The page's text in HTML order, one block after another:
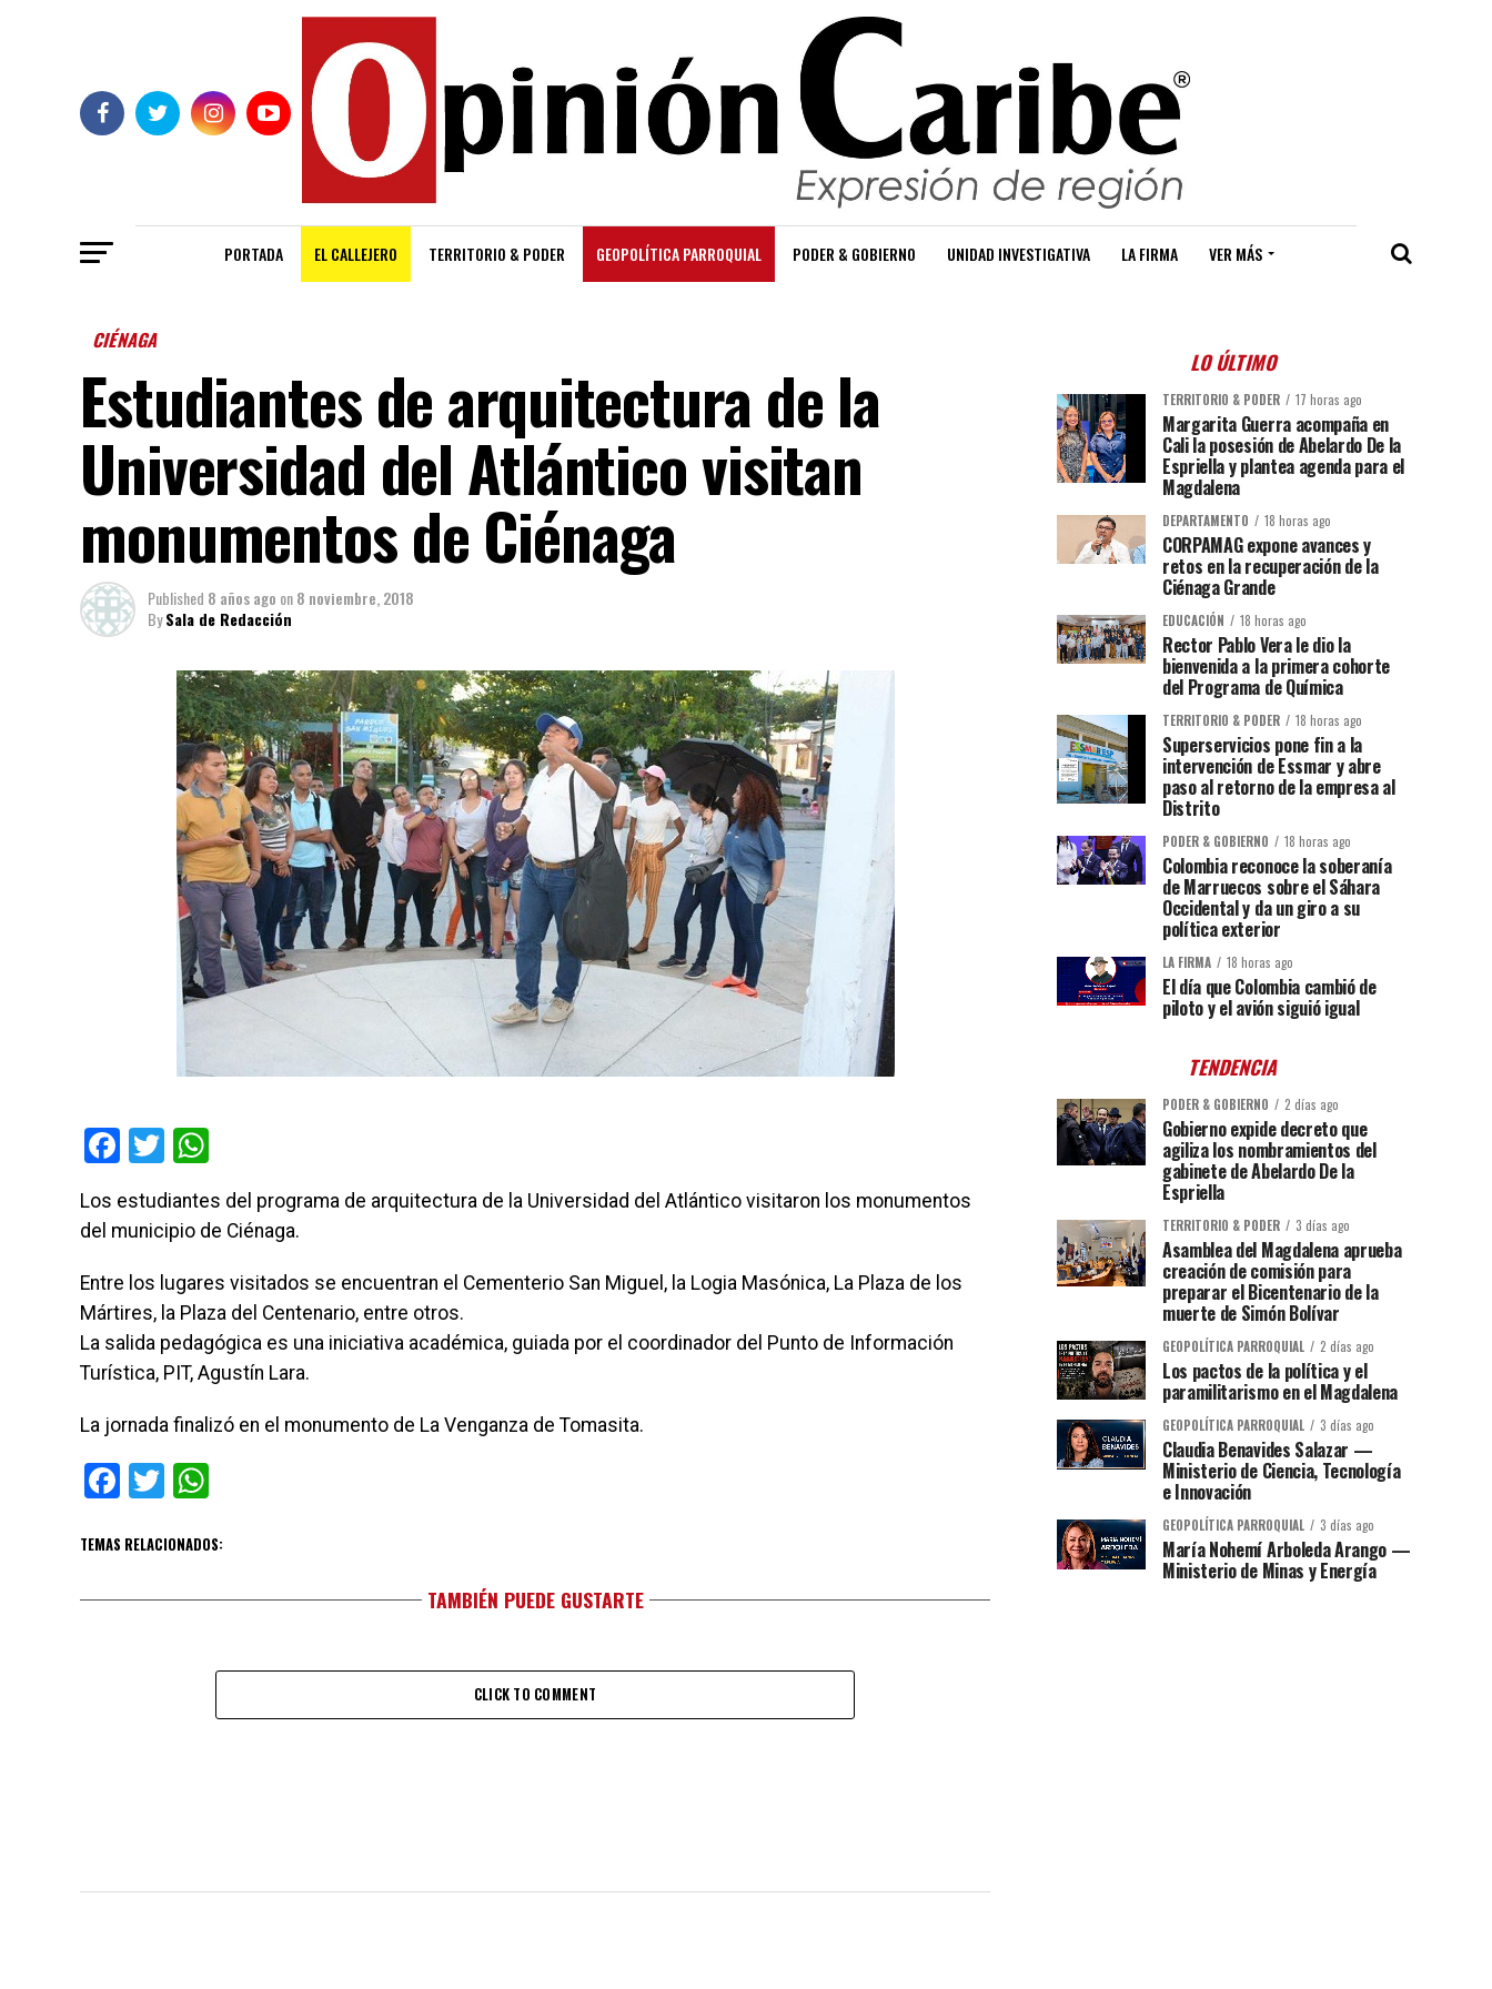
PORTADA EL CALLEJERO TERRITORIO & PODER GEOPOLÍTICA PARROQUIAL PODER & GOBIERNO UNIDAD INVESTIGATIVA LA FIRMA VER MÁS
CIÉNAGA
Estudiantes de arquitectura de la
Universidad del Atlántico visitan
monumentos de Ciénaga
Published 8 años ago on8 noviembre, 2018
BySala de Redacción
Facebook
Twitter
Los estudiantes del programa de arquitectura de la Universidad del Atlántico visitaron los monumentos
del municipio de Ciénaga.
Entre los lugares visitados se encuentran el Cementerio San Miguel, la Logia Masónica, La Plaza de los
Mártires, la Plaza del Centenario, entre otros.
La salida pedagógica es una iniciativa académica, guiada por el coordinador del Punto de Información
Turística, PIT, Agustín Lara.
La jornada finalizó en el monumento de La Venganza de Tomasita.
Facebook
Twitter
TEMAS RELACIONADOS:
TAMBIÉN PUEDE GUSTARTE
CLICK TO COMMENT
LO ÚLTIMO
TERRITORIO & PODER 17 horas ago
Margarita Guerra acompaña en
Cali la posesión de Abelardo De la
Espriella y plantea agenda para el
Magdalena
DEPARTAMENTO 18 horas ago
CORPAMAG expone avances y
retos en la recuperación de la
Ciénaga Grande
EDUCACIÓN 18 horas ago
Rector Pablo Vera le dio la
bienvenida a la primera cohorte
del Programa de Química
TERRITORIO & PODER 18 horas ago
Superservicios pone fin a la
intervención de Essmar y abre
paso al retorno de la empresa al
Distrito
PODER & GOBIERNO 18 horas ago
Colombia reconoce la soberanía
de Marruecos sobre el Sáhara
Occidental y da un giro a su
política exterior
LA FIRMA 18 horas ago
El día que Colombia cambió de
piloto y el avión siguió igual
TENDENCIA
PODER & GOBIERNO 2 días ago
Gobierno expide decreto que
agiliza los nombramientos del
gabinete de Abelardo De la
Espriella
TERRITORIO & PODER 3 días ago
Asamblea del Magdalena aprueba
creación de comisión para
preparar el Bicentenario de la
muerte de Simón Bolívar
GEOPOLÍTICA PARROQUIAL 2 días ago
Los pactos de la política y el
paramilitarismo en el Magdalena
GEOPOLÍTICA PARROQUIAL 3 días ago
Claudia Benavides Salazar —
Ministerio de Ciencia, Tecnología
e Innovación
GEOPOLÍTICA PARROQUIAL 3 días ago
María Nohemí Arboleda Arango —
Ministerio de Minas y Energía